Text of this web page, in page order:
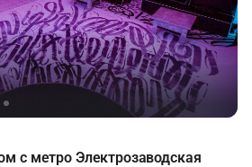
с метро Электрозаводская